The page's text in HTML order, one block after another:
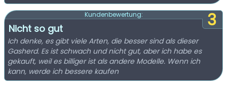
3
Kundenbewertung:
Nicht so gut
Ich denke, es gibt viele Arten, die besser sind als dieser
Gasherd. Es ist schwach und nicht gut, aber ich habe es
gekauft, weil es billiger ist als andere Modelle. Wenn ich
kann, werde ich bessere kaufen